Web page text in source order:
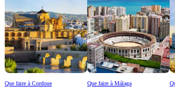
Que faire à Cordoue Que faire à Málaga